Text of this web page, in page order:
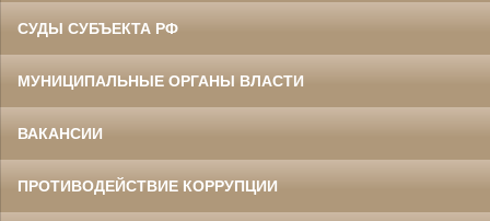
СУДЫ СУБЪЕКТА РФ
МУНИЦИПАЛЬНЫЕ ОРГАНЫ ВЛАСТИ
ВАКАНСИИ
ПРОТИВОДЕЙСТВИЕ КОРРУПЦИИ